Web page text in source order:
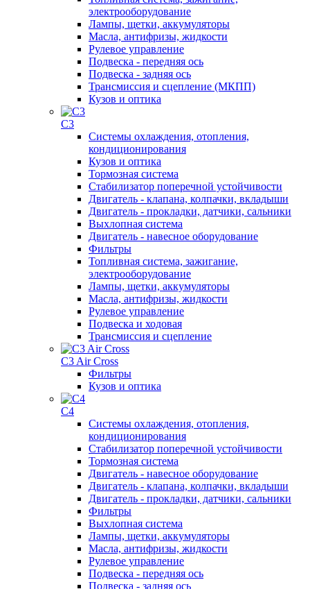
электрооборудование
Лампы, щетки, аккумуляторы
Масла, антифризы, жидкости
Рулевое управление
Подвеска - передняя ось
Подвеска - задняя ось
Трансмиссия и сцепление (МКПП)
Кузов и оптика
C3
Системы охлаждения, отопления,
кондиционирования
Кузов и оптика
Тормозная система
Стабилизатор поперечной устойчивости
Двигатель - клапана, колпачки, вкладыши
Двигатель - прокладки, датчики, сальники
Выхлопная система
Двигатель - навесное оборудование
Фильтры
Топливная система, зажигание,
электрооборудование
Лампы, щетки, аккумуляторы
Масла, антифризы, жидкости
Рулевое управление
Подвеска и ходовая
Трансмиссия и сцепление
C3 Air Cross
Фильтры
Кузов и оптика
C4
Системы охлаждения, отопления,
кондиционирования
Стабилизатор поперечной устойчивости
Тормозная система
Двигатель - навесное оборудование
Двигатель - клапана, колпачки, вкладыши
Двигатель - прокладки, датчики, сальники
Фильтры
Выхлопная система
Лампы, щетки, аккумуляторы
Масла, антифризы, жидкости
Рулевое управление
Подвеска - передняя ось
Подвеска - задняя ось